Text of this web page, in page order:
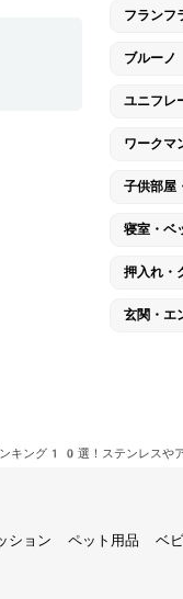
フラン
ブルー
ユニフ
ワーク
子供部屋
寝室・ベ
押入れ・
玄関・エ
ンキング10選！ステンレスや
ション ペット用品 ベ